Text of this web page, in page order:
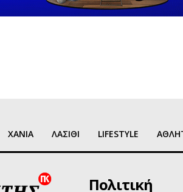
ΧΑΝΙΑ ΛΑΣΙΘΙ LIFESTYLE
Πολιτική